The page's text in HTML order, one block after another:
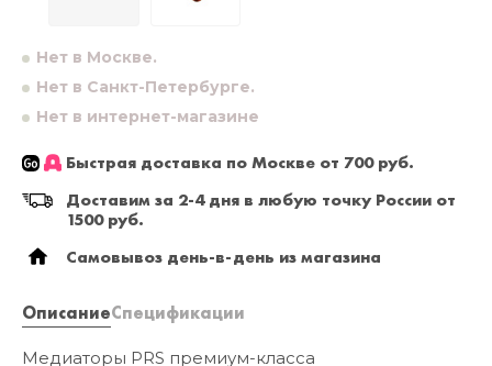
Нет в Москве.
Нет в Санкт-Петербурге.
Нет в интернет-магазине
Быстрая доставка по Москве от 700 руб.
Доставим за 2-4 дня в любую точку России от
1500 руб.
Самовывоз день-в-день из магазина
ОписаниеСпецификации
Медиаторы PRS премиум-класса